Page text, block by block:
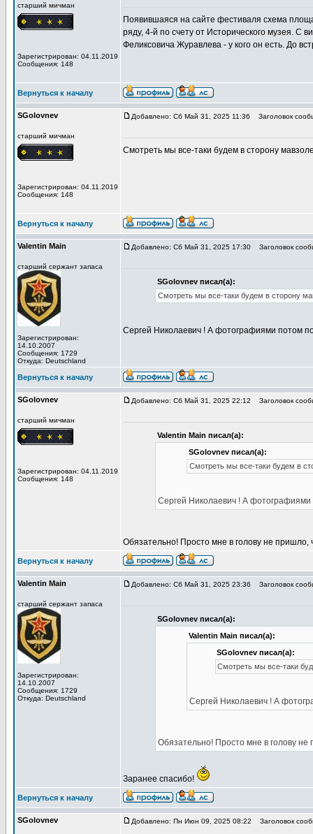
старший мичман
Зарегистрирован: 04.11.2019
Сообщения: 148
Появившаяся на сайте фестиваля схема
ряду, 4-й по счету от Исторического музея.
Феликсовича Журавлева - у кого он есть. До
Вернуться к началу
SGolovnev
старший мичман
Зарегистрирован: 04.11.2019
Сообщения: 148
Добавлено: Сб Май 31, 2025 11:36 Заголовок
Смотреть мы все-таки будем в сторону
Вернуться к началу
Valentin Main
старший сержант запаса
Зарегистрирован:
14.10.2007
Сообщения: 1729
Откуда: Deutschland
Добавлено: Сб Май 31, 2025 17:30 Заголовок
SGolovnev писал(а):
Смотреть мы все-таки будем в сторону
Сергей Николаевич ! А фотографиями потом
Вернуться к началу
SGolovnev
старший мичман
Зарегистрирован: 04.11.2019
Сообщения: 148
Добавлено: Сб Май 31, 2025 22:12 Заголовок
Valentin Main писал(а):
SGolovnev писал(а):
Смотреть мы все-таки будем в
Сергей Николаевич ! А
Обязательно! Просто мне в голову не пришло,
Вернуться к началу
Valentin Main
старший сержант запаса
Зарегистрирован:
14.10.2007
Сообщения: 1729
Откуда: Deutschland
Добавлено: Сб Май 31, 2025 23:36 Заголовок
SGolovnev писал(а):
Valentin Main писал(а):
SGolovnev писал(а):
Смотреть мы все-таки
Сергей Николаевич ! А
Обязательно! Просто мне в голову
Заранее спасибо!
Вернуться к началу
SGolovnev Добавлено: Пн Июн 09, 2025 08:22 Заголовок